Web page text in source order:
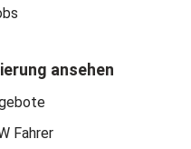
ansehen
Fahrer